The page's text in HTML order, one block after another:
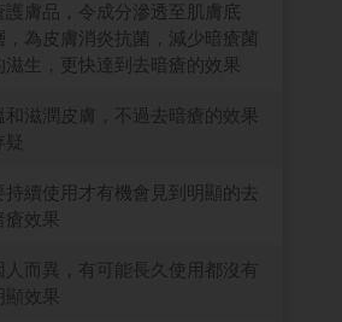
護膚品，令成分滲透至肌膚底
，為皮膚消炎抗菌，減少暗瘡菌
滋生，更快達到去暗瘡的效果
和滋潤皮膚，不過去暗瘡的效果
持續使用才有機會見到明顯的去
瘡效果
人而異，有可能長久使用都沒有
顯效果